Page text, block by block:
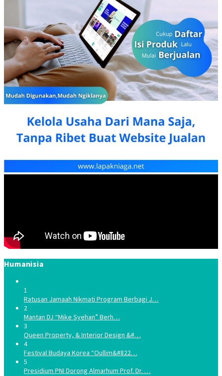
Humanisia
1
Ratusan Jamaah Nikmati Program Berbagi J…
2
Mantan DJ “Mike Syehan” Berh…
3
Queen Property, & Interior Design &#…
4
Festival Budaya Korea “Oullim&#822…
5
Presidium PNI Dorong Almarhum Prof. Dr. …